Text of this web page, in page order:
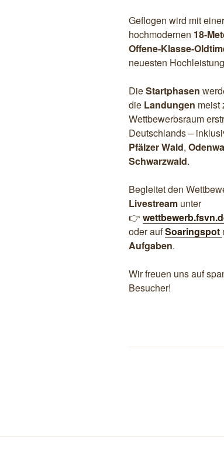
Geflogen wird mit
hochmodernen 18-
Offene-Klasse-
neuesten
DieStartphasen
die Landungen meist
Wettbewerbsraum
Deutschlands –
Pfälzer Wald,
Schwarzwald.
Begleitet den
Livestream unter
👉
oder aufSoaringspot
Aufgaben.
Wir freuen uns auf
Besucher!